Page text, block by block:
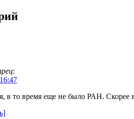
:
в то время еще не было РАН.